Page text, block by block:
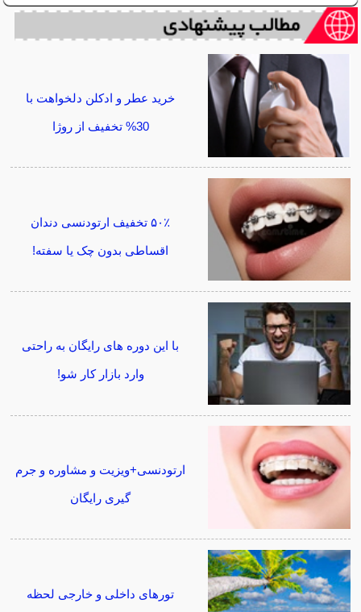
خرید عطر و ادکلن دلخواهت با
30% تخفیف از روژا
۵۰٪ تخفیف ارتودنسی دندان
اقساطی بدون چک یا سفته!
با این دوره های رایگان به راحتی
وارد بازار کار شو!
ارتودنسی+ویزیت و مشاوره و جرم
گیری رایگان
تورهای داخلی و خارجی لحظه